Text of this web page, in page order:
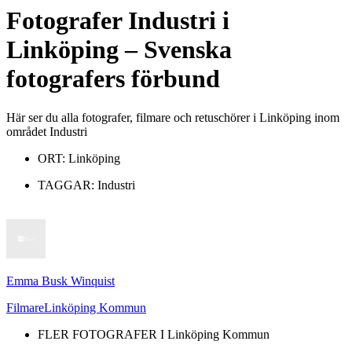
Fotografer Industri i
Linköping– Svenska
fotografers förbund
Här ser du alla fotografer, filmare och retuschörer i Linköping inom
området Industri
ORT: Linköping
TAGGAR: Industri
Emma Busk Winquist
FilmareLinköping Kommun
FLER FOTOGRAFER I Linköping Kommun